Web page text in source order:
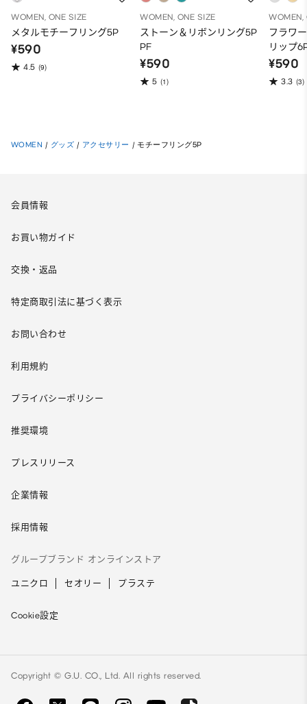
WOMEN, ONE SIZE
メタルモチーフリング5P
¥590
4.5 (9)
WOMEN, ONE SIZE
ストーン＆リボンリング5P
PF
¥590
5 (1)
WOMEN,
フラワ
リップ
¥590
3.3 (3)
WOMEN / グッズ / アクセサリー / モチーフリング5P
会員情報
お買い物ガイド
交換・返品
特定商取引法に基づく表示
お問い合わせ
利用規約
プライバシーポリシー
推奨環境
プレスリリース
企業情報
採用情報
グループブランド オンラインストア
ユニクロ セオリー プラステ
Cookie設定
Copyright © G.U. CO., Ltd. All rights reserved.